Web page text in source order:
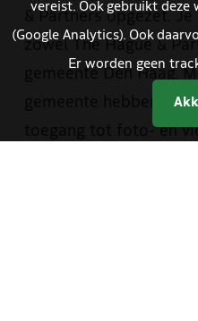
& Partners opgezet.
zowel The Hague &
gemeente Den Haag.
gemeente hebben met
toegang tot foto- en
vereist. Ook gebruikt deze
(Google Analytics). Ook
Er worden geen